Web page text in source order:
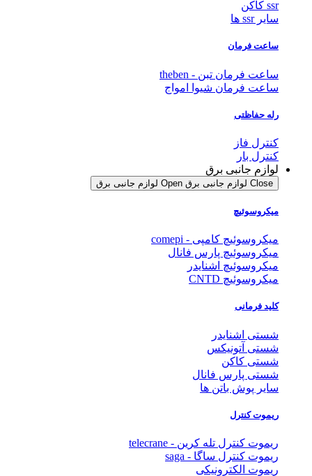
ssr کاکن
سایر ssr ها
ساعت فرمان
ساعت فرمان تبن - theben
ساعت فرمان شیوا امواج
رله حفاظتی
کنترل فاز
کنترل بار
لوازم جانبی برق
Close لوازم جانبی برق Open لوازم جانبی برق
میکروسوئیچ
میکروسوئیچ کامپی - comepi
میکروسوئیچ پارس فانال
میکروسوئیچ اشنایدر
میکروسوئیچ CNTD
کلید فرمانی
شستی اشنایدر
شستی آتونیکس
شستی کاکن
شستی پارس فانال
سایر پوش باتن ها
ریموت کنترل
ریموت کنترل تله کرین - telecrane
ریموت کنترل ساگا - saga
ریموت الکترونیکی